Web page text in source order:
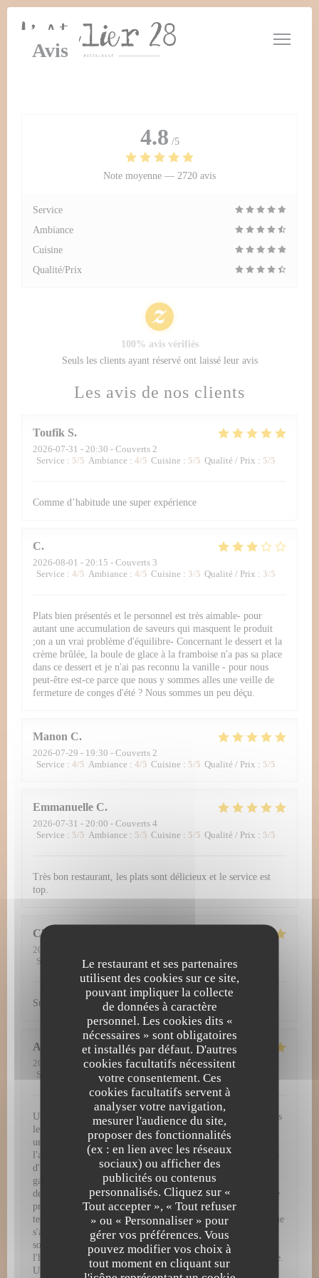
Personnalisation de vos choix en matière de cookies
Le restaurant et ses partenaires
utilisent des cookies sur ce site,
pouvant impliquer la collecte
de données à caractère
personnel. Les cookies dits «
nécessaires » sont obligatoires
et installés par défaut. D'autres
cookies facultatifs nécessitent
votre consentement. Ces
cookies facultatifs servent à
analyser votre navigation,
mesurer l'audience du site,
proposer des fonctionnalités
(ex : en lien avec les réseaux
sociaux) ou afficher des
publicités ou contenus
personnalisés. Cliquez sur «
Tout accepter », « Tout refuser
» ou « Personnaliser » pour
gérer vos préférences. Vous
pouvez modifier vos choix à
tout moment en cliquant sur
Avis
Les avis de nos clients
Toufik S
2026-07-31 - 20:30 - Couverts 2
Service : 5/5 Ambiance : 4/5 Cuisine : 5/5 Qualité / Prix : 5/5
Comme d’habitude une super expérience
C
2026-08-01 - 20:15 - Couverts 3
Service : 4/5 Ambiance : 4/5 Cuisine : 3/5 Qualité / Prix : 3/5
Plats bien présentés et le personnel est très aimable- pour
autant une accumulation de saveurs qui masquent le produit
;on a un vrai problème d'équilibre- Concernant le dessert et la
crème brûlée, la boule de glace à la framboise n'a pas sa place
dans ce dessert et je n'ai pas reconnu la vanille - pour nous
peut-être est-ce parce que nous y sommes alles une veille de
fermeture de conges d'été ? Nous sommes un peu déçu.
Manon C
2026-07-29 - 19:30 - Couverts 2
Service : 4/5 Ambiance : 4/5 Cuisine : 5/5 Qualité / Prix : 5/5
Emmanuelle C
2026-07-31 - 20:00 - Couverts 4
Service : 5/5 Ambiance : 5/5 Cuisine : 5/5 Qualité / Prix : 5/5
Très bon restaurant, les plats sont délicieux et le service est
top.
Christopher
2026-07-30
Service
/5 Ambiance: 5/5 Cuisine : 5/5 Qualité / Prix
Super découverte. Tout simplement excellent !
Amy
2026-07-29
- 12:30 - Couverts 3
Service
Ambiance : 5/5 Cuisine: 5/5 Qualité / Prix
Une expérience gastronomique d'exception à L'Atelier 28 Dès
le passage de la porte, L'Atelier 28 vous plonge dans un
univers culinaire raffiné et inoubliable. Chaque détail, de
l'ambiance chaleureuse jusqu'à la dernière bouchée, témoigne
d'une passion authentique pour la haute gastronomie. Une
gastronomie remarquable et visuelle Les assiettes servies sont
de véritables œuvres d'art. Chaque plat arrive dressé avec une
précision chirurgicale, mêlant couleurs vibrantes, jeux de
textures et présentations d'une élégance rare. Mais la beauté ne
s'arrête pas au visuel : en bouche, les associations de saveurs
sont parfaitement équilibrées, audacieuses, et mettent à
l'honneur des produits de saison d'une fraîcheur irréprochable.
Un service irréprochable et chaleureux Pour sublimer cette
4.8 /5
Note moyenne — 2720 avis
Service
Ambiance
Cuisine
Qualité/Prix
100% avis vérifiés
Seuls les clients ayant réservé ont laissé leur avis